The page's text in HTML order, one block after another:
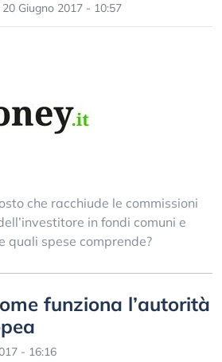
20 Giugno 2017 - 10:57
che racchiude le commissioni
in fondi comuni e
quali spese comprende?
funziona l’autorità
- 16:16